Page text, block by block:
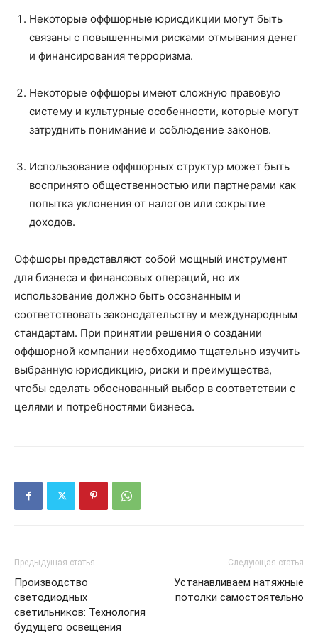
Некоторые оффшорные юрисдикции могут быть
связаны с повышенными рисками отмывания денег
и финансирования терроризма.
Некоторые оффшоры имеют сложную правовую
систему и культурные особенности, которые могут
затруднить понимание и соблюдение законов.
Использование оффшорных структур может быть
воспринято общественностью или партнерами как
попытка уклонения от налогов или сокрытие
доходов.
Оффшоры представляют собой мощный инструмент
для бизнеса и финансовых операций, но их
использование должно быть осознанным и
соответствовать законодательству и международным
стандартам. При принятии решения о создании
оффшорной компании необходимо тщательно изучить
выбранную юрисдикцию, риски и преимущества,
чтобы сделать обоснованный выбор в соответствии с
целями и потребностями бизнеса.
Предыдущая статья
Производство
светодиодных
светильников: Технология
будущего освещения
Следующая статья
Устанавливаем натяжные
потолки самостоятельно